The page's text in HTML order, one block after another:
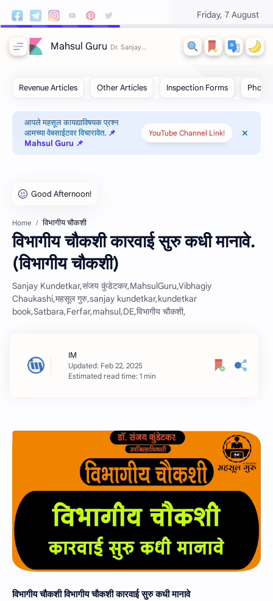
Friday, 7 August
Mahsul Guru
आपले महसूल कायद्याविषयक प्रश्न
आमच्या वेबसाईटवर विचारावेत. 📌
Mahsul Guru 📌
YouTube Channel Link!
Home विभागीय चौकशी
विभागीय चौकशी कारवाई सुरु कधी मानावे.
(विभागीय चौकशी)
Sanjay Kundetkar,संजय कुंडेटकर,MahsulGuru,Vibhagiy
Chaukashi,महसूल गुरु,sanjay kundetkar,kundetkar
book,Satbara,Ferfar,mahsul,DE,विभागीय चौकशी,
Estimated read time: 1 min
विभागीय चौकशी विभागीय चौकशी कारवाई सुरु कधी मानावे